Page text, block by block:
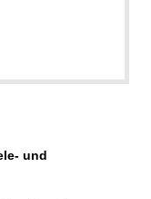
und